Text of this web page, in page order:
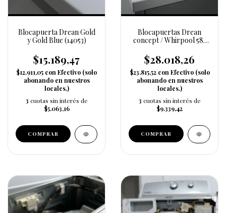
Blocapuerta Drean Gold
y Gold Blue (14053)
$15.189,47
$12.911,05 con Efectivo (solo
abonando en nuestros
locales.)
3 cuotas sin interés de
$5.063,16
Blocapuertas Drean
concept / Whirpool 583
$28.018,26
$23.815,52 con Efectivo (solo
abonando en nuestros
locales.)
3 cuotas sin interés de
$9.339,42